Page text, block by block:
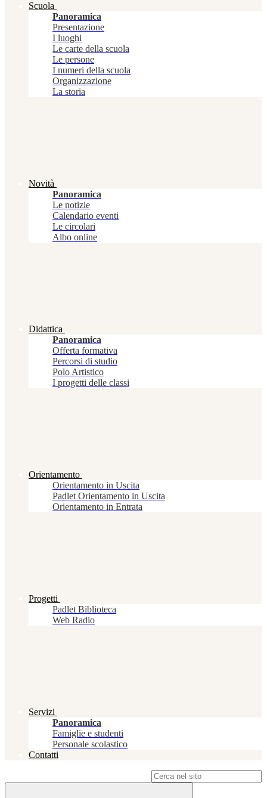
Scuola
Panoramica
Presentazione
I luoghi
Le carte della scuola
Le persone
I numeri della scuola
Organizzazione
La storia
Novità
Panoramica
Le notizie
Calendario eventi
Le circolari
Albo online
Didattica
Panoramica
Offerta formativa
Percorsi di studio
Polo Artistico
I progetti delle classi
Orientamento
Orientamento in Uscita
Padlet Orientamento in Uscita
Orientamento in Entrata
Progetti
Padlet Biblioteca
Web Radio
Servizi
Panoramica
Famiglie e studenti
Personale scolastico
Contatti